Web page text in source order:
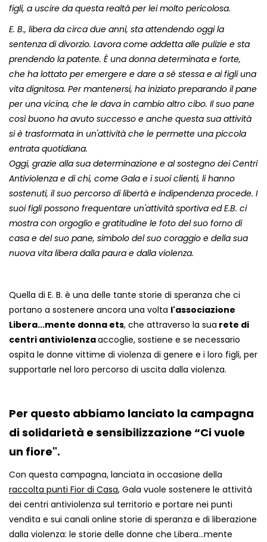
figli, a uscire da questa realtà per lei molto pericolosa.
E. B., libera da circa due anni, sta attendendo oggi la
sentenza di divorzio. Lavora come addetta alle pulizie e sta
prendendo la patente. È una donna determinata e forte,
che ha lottato per emergere e dare a sé stessa e ai figli una
vita dignitosa. Per mantenersi, ha iniziato preparando il pane
per una vicina, che le dava in cambio altro cibo. Il suo pane
così buono ha avuto successo e anche questa sua attività
si è trasformata in un'attività che le permette una piccola
entrata quotidiana.
Oggi, grazie alla sua determinazione e al sostegno dei Centri
Antiviolenza e di chi, come Gala e i suoi clienti, li hanno
sostenuti, il suo percorso di libertà e indipendenza procede. I
suoi figli possono frequentare un'attività sportiva ed E.B. ci
mostra con orgoglio e gratitudine le foto del suo forno di
casa e del suo pane, simbolo del suo coraggio e della sua
nuova vita libera dalla paura e dalla violenza.
Quella di E. B. è una delle tante storie di speranza che ci
portano a sostenere ancora una volta l'associazione
Libera...mente donna ets, che attraverso la sua rete di
centri antiviolenzaaccoglie, sostiene e se necessario
ospita le donne vittime di violenza di genere e i loro figli, per
supportarle nel loro percorso di uscita dalla violenza.
Per questo abbiamo lanciato la campagna
di solidarietà e sensibilizzazione “Ci vuole
un fiore".
Con questa campagna, lanciata in occasione della
raccolta punti Fior di Casa, Gala vuole sostenere le attività
dei centri antiviolenza sul territorio e portare nei punti
vendita e sui canali online storie di speranza e di liberazione
dalla violenza: le storie delle donne che Libera...mente